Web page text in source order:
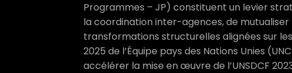
Programmes – JP) constituent un levier
la coordination inter-agences, de
transformations structurelles alignées sur
2025 de l’Équipe pays des Nations Unies
accélérer la mise en œuvre de l’UNSDCF